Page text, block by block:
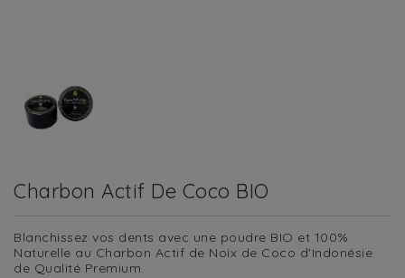
Charbon Actif De Coco BIO
Blanchissez vos dents avec une poudre BIO et 100%
Naturelle au Charbon Actif de Noix de Coco d'Indonésie
de Qualité Premium.